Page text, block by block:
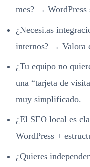
mes? → WordPress
¿Necesitas
internos? → Valora
¿Tu equipo no
una “tarjeta de
muy simplificado.
¿El SEO local es
WordPress +
¿Quieres